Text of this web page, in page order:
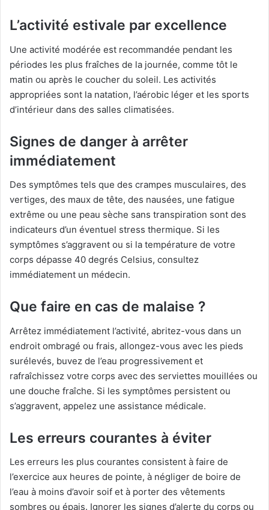
L’activité estivale par excellence
Une activité modérée est recommandée pendant les
périodes les plus fraîches de la journée, comme tôt le
matin ou après le coucher du soleil. Les activités
appropriées sont la natation, l’aérobic léger et les sports
d’intérieur dans des salles climatisées.
Signes de danger à arrêter
immédiatement
Des symptômes tels que des crampes musculaires, des
vertiges, des maux de tête, des nausées, une fatigue
extrême ou une peau sèche sans transpiration sont des
indicateurs d’un éventuel stress thermique. Si les
symptômes s’aggravent ou si la température de votre
corps dépasse 40 degrés Celsius, consultez
immédiatement un médecin.
Que faire en cas de malaise ?
Arrêtez immédiatement l’activité, abritez-vous dans un
endroit ombragé ou frais, allongez-vous avec les pieds
surélevés, buvez de l’eau progressivement et
rafraîchissez votre corps avec des serviettes mouillées ou
une douche fraîche. Si les symptômes persistent ou
s’aggravent, appelez une assistance médicale.
Les erreurs courantes à éviter
Les erreurs les plus courantes consistent à faire de
l’exercice aux heures de pointe, à négliger de boire de
l’eau à moins d’avoir soif et à porter des vêtements
sombres ou épais. Ignorer les signes d’alerte du corps ou